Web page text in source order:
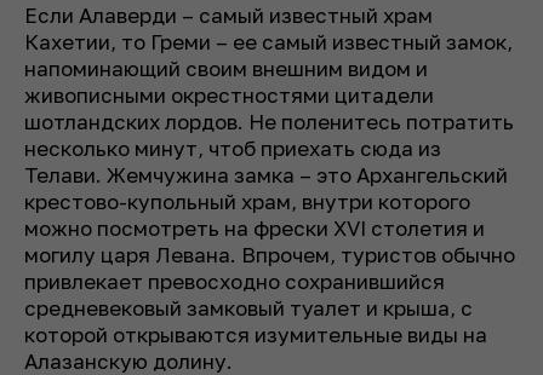
Если Алаверди – самый известный храм
Кахетии, то Греми – ее самый известный замок,
напоминающий своим внешним видом и
живописными окрестностями цитадели
шотландских лордов. Не поленитесь потратить
несколько минут, чтоб приехать сюда из
Телави. Жемчужина замка – это Архангельский
крестово-купольный храм, внутри которого
можно посмотреть на фрески XVI столетия и
могилу царя Левана. Впрочем, туристов обычно
привлекает превосходно сохранившийся
средневековый замковый туалет и крыша, с
которой открываются изумительные виды на
Алазанскую долину.